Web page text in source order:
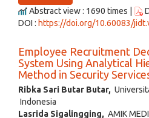
Abstract view : 1690 times |
DOI : https://doi.org/10.60083/
Employee Recruitment
System Using Analytical
Method in Security
Ribka Sari Butar Butar,
Indonesia
Lasrida Sigalingging, AMIK